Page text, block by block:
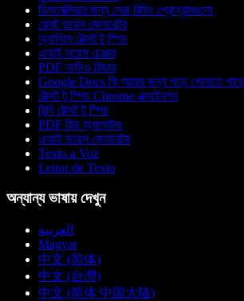
ডিসলেক্সিয়ার জন্য সেরা রিডিং প্রোগ্রামগুলো
রোবট ভয়েস জেনারেটর
অ্যানিমে টেক্সট টু স্পিচ
এআই ভয়েস চেঞ্জার
PDF অডিও রিডার
Google Docs কি আমার জন্য পড়ে শোনাতে পারে
টেক্সট টু স্পিচ Chrome এক্সটেনশন
হিন্দি টেক্সট টু স্পিচ
PDF রিড অ্যালাউড
এআই ভয়েস জেনারেটর
Texto a Voz
Leitor de Texto
অন্যান্য ভাষায় দেখুন
العربية
Magyar
中文 (简体)
中文 (台灣)
中文 (简体 中国大陆)